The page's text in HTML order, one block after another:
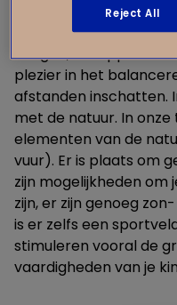
te doen. Onbewust
tijdens het rennen,
vangen, schoppen en
plezier in het
afstanden inschatten.
met de natuur. In onze
elementen van de
vuur). Er is plaats om
zijn mogelijkheden
zijn, er zijn genoeg
is er zelfs een
stimuleren vooral de
vaardigheden van je
Reject All